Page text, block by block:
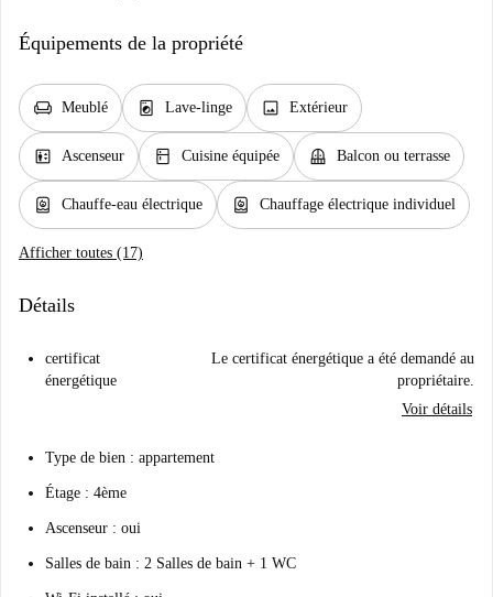
Équipements de la propriété
chair Meublé local_laundry_service Lave-linge image Extérieur
elevator Ascenseur kitchen Cuisine équipée balcony Balcon ou terrasse
water_heater Chauffe-eau électrique water_heater Chauffage électrique individuel
Afficher toutes (17)
Détails
certificat
énergétique
Le certificat énergétique a été demandé au
propriétaire.
Voir détails
Type de bien : appartement
Étage : 4ème
Ascenseur : oui
Salles de bain : 2 Salles de bain + 1 WC